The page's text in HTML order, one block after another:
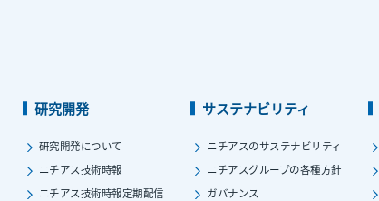
研究開発
研究開発について
ニチアス技術時報
ニチアス技術時報定期配信
サステナビリティ
ニチアスのサステナビリティ
ニチアスグループの各種方針
ガバナンス